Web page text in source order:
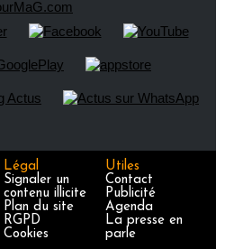
Légal
Signaler un
contenu illicite
Plan du site
RGPD
Cookies
Utiles
Contact
Publicité
Agenda
La presse en
parle